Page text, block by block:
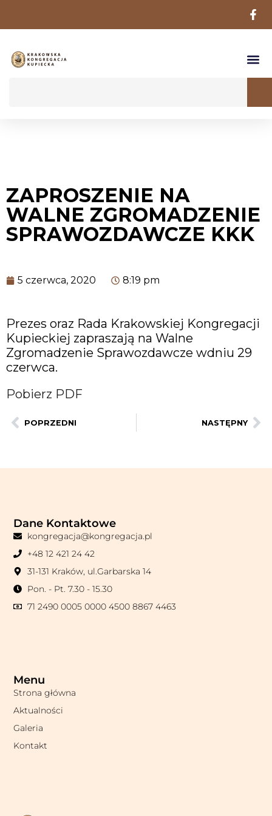
ZAPROSZENIE NA
WALNE ZGROMADZENIE
SPRAWOZDAWCZE KKK
5 czerwca, 2020 8:19 pm
Prezes oraz Rada Krakowskiej Kongregacji
Kupieckiej zapraszają na Walne
Zgromadzenie Sprawozdawcze wdniu 29
czerwca.
Pobierz PDF
POPRZEDNI NASTĘPNY
Menu
Strona główna
Aktualności
Galeria
Kontakt
Dane Kontaktowe
kongregacja@kongregacja.pl
+48 12 421 24 42
31-131 Kraków, ul.Garbarska 14
Pon. - Pt. 7.30 - 15.30
71 2490 0005 0000 4500 8867 4463